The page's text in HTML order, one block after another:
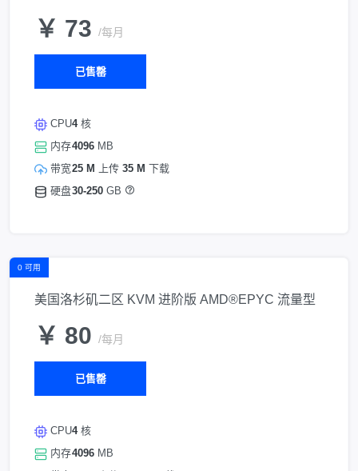
￥ 73 /每月
已售罄
CPU
内存
带宽
硬盘
4核
4096 MB
25 M
上传 35 M 下载
30-250 GB
0 可用
美国洛杉矶二区 KVM 进阶版 AMD®EPYC 流量型
￥ 80 /每月
已售罄
CPU
内存
4核
4096 MB